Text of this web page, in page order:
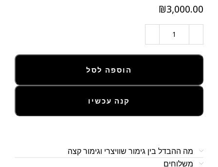
₪
הוספה לסל
קנה עכשיו
מה ההבדל בין גימור שוויצרי וגימור קצה
משלוחים